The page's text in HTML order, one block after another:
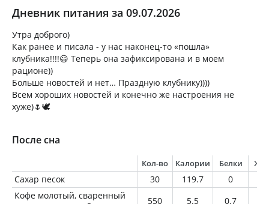
Дневник питания за 09.07.2026
Утра доброго)
Как ранее и писала - у нас наконец-то «пошла»
клубника!!!!😃 Теперь она зафиксирована и в моем
рационе))
Больше новостей и нет… Праздную клубнику))))
Всем хороших новостей и конечно же настроения не
хуже)🌷🕊️
После сна
Кол-во Калории Белки
Сахар песок 30 119.7 0
Кофе молотый, сваренный
550 5.5 0.7